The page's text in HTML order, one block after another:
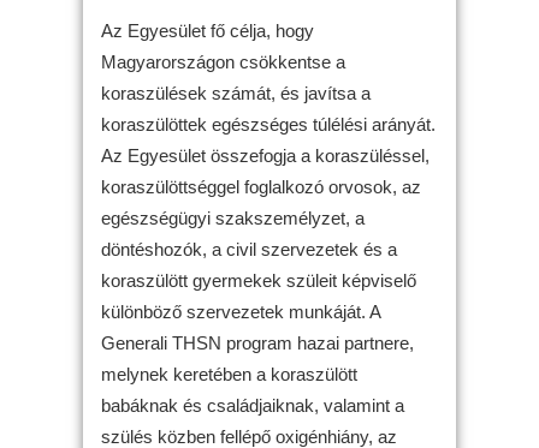
Az Egyesület fő célja, hogy
Magyarországon csökkentse a
koraszülések számát, és javítsa a
koraszülöttek egészséges túlélési arányát.
Az Egyesület összefogja a koraszüléssel,
koraszülöttséggel foglalkozó orvosok, az
egészségügyi szakszemélyzet, a
döntéshozók, a civil szervezetek és a
koraszülött gyermekek szüleit képviselő
különböző szervezetek munkáját. A
Generali THSN program hazai partnere,
melynek keretében a koraszülött
babáknak és családjaiknak, valamint a
szülés közben fellépő oxigénhiány, az